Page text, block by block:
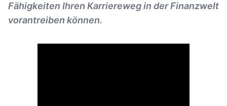
Fähigkeiten Ihren Karriereweg in der Finanzwelt
vorantreiben können.